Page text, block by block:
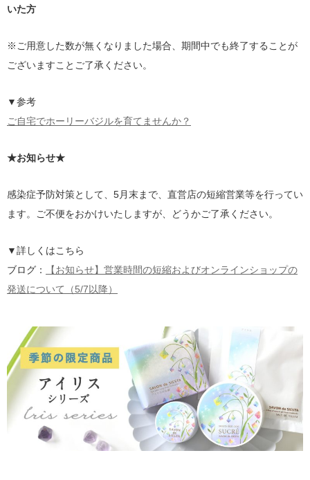
いた方
※ご用意した数が無くなりました場合、期間中でも終了することが
ございますことご了承ください。
▼参考
ご自宅でホーリーバジルを育てませんか？
★お知らせ★
感染症予防対策として、5月末まで、直営店の短縮営業等を行ってい
ます。ご不便をおかけいたしますが、どうかご了承ください。
▼詳しくはこちら
ブログ：
【お知らせ】営業時間の短縮およびオンラインショップの
発送について（5/7以降）